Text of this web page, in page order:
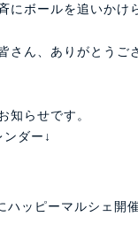
にボールを追いかけ
さん、ありがとうご
知らせです。
ダー↓
ハッピーマルシェ開